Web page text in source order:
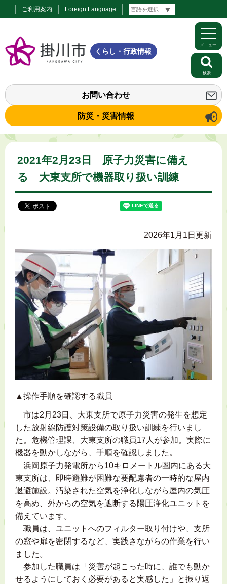
ご利用案内 Foreign Language
くらし・行政情報
お問い合わせ
防災・災害情報
メニュー
検索
2021年2月23日 原子力災害に備え
る 大東支所で機器取り扱い訓練
2026年1月1日更新
▲操作手順を確認する職員
市は2月23日、大東支所で原子力災害の発生を想定
した放射線防護対策設備の取り扱い訓練を行いまし
た。危機管理課、大東支所の職員17人が参加。実際に
機器を動かしながら、手順を確認しました。
浜岡原子力発電所から10キロメートル圏内にある大
東支所は、即時避難が困難な要配慮者の一時的な屋内
退避施設。汚染された空気を浄化しながら屋内の気圧
を高め、外からの空気を遮断する陽圧浄化ユニットを
備えています。
職員は、ユニットへのフィルター取り付けや、支所
の窓や扉を密閉するなど、実践さながらの作業を行い
ました。
参加した職員は「災害が起こった時に、誰でも動か
せるようにしておく必要があると実感した」と振り返